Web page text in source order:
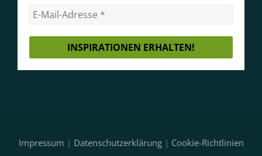
Impressum | Datenschutzerklärung| Cookie-Richtlinien